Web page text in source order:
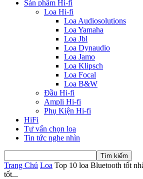
Sản phẩm Hi-fi
Loa Hi-fi
Loa Audiosolutions
Loa Yamaha
Loa Jbl
Loa Dynaudio
Loa Jamo
Loa Klipsch
Loa Focal
Loa B&W
Đầu Hi-fi
Ampli Hi-fi
Phụ Kiện Hi-fi
HiFi
Tư vấn chọn loa
Tin tức nghe nhìn
Trang Chủ Loa Top 10 loa Bluetooth tốt
tốt...